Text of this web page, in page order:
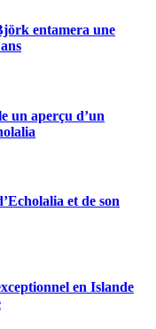
entamera une
un aperçu d’un
et de son
en Islande